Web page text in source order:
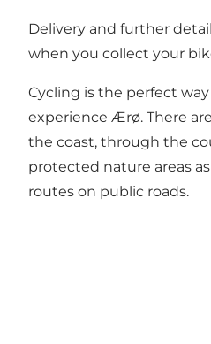
Delivery and further
when you collect your
Cycling is the perfect
experience Ærø. There
the coast, through the
protected nature areas
routes on public roads.